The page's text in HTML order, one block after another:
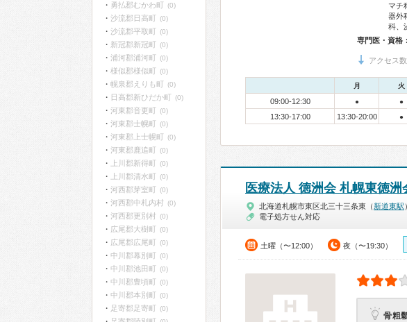
マチ
器外
科、
専門医・資格：
アクセス
月 火
09:00-12:30 ● ●
13:30-17:00 13:30-20:00 ●
医療法人 徳洲会 札幌東徳洲
北海道札幌市東区北三十三条東（ 新道東駅 ）
電子処方せん対応
土曜（〜12:00） 夜（〜19:30）
骨粗
勇払郡むかわ町 (0)
沙流郡日高町 (0)
沙流郡平取町 (0)
新冠郡新冠町 (0)
浦河郡浦河町 (0)
様似郡様似町 (0)
幌泉郡えりも町 (0)
日高郡新ひだか町 (0)
河東郡音更町 (0)
河東郡士幌町 (0)
河東郡上士幌町 (0)
河東郡鹿追町 (0)
上川郡新得町 (0)
上川郡清水町 (0)
河西郡芽室町 (0)
河西郡中札内村 (0)
河西郡更別村 (0)
広尾郡大樹町 (0)
広尾郡広尾町 (0)
中川郡幕別町 (0)
中川郡池田町 (0)
中川郡豊頃町 (0)
中川郡本別町 (0)
足寄郡足寄町 (0)